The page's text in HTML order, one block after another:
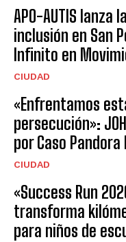
APO-AUTIS
inclusión en San
Infinito en
CIUDAD
«Enfrentamos
persecución»:
por Caso Pandora II
CIUDAD
«Success Run
transforma
para niños de